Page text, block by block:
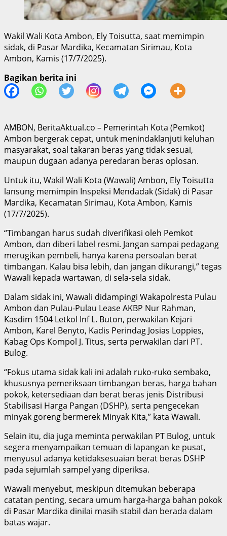
Wakil Wali Kota Ambon, Ely Toisutta, saat memimpin
sidak, di Pasar Mardika, Kecamatan Sirimau, Kota
Ambon, Kamis (17/7/2025).
Bagikan berita ini
AMBON, BeritaAktual.co – Pemerintah Kota (Pemkot)
Ambon bergerak cepat, untuk menindaklanjuti keluhan
masyarakat, soal takaran beras yang tidak sesuai,
maupun dugaan adanya peredaran beras oplosan.
Untuk itu, Wakil Wali Kota (Wawali) Ambon, Ely Toisutta
lansung memimpin Inspeksi Mendadak (Sidak) di Pasar
Mardika, Kecamatan Sirimau, Kota Ambon, Kamis
(17/7/2025).
“Timbangan harus sudah diverifikasi oleh Pemkot
Ambon, dan diberi label resmi. Jangan sampai pedagang
merugikan pembeli, hanya karena persoalan berat
timbangan. Kalau bisa lebih, dan jangan dikurangi,” tegas
Wawali kepada wartawan, di sela-sela sidak.
Dalam sidak ini, Wawali didampingi Wakapolresta Pulau
Ambon dan Pulau-Pulau Lease AKBP Nur Rahman,
Kasdim 1504 Letkol Inf L. Buton, perwakilan Kejari
Ambon, Karel Benyto, Kadis Perindag Josias Loppies,
Kabag Ops Kompol J. Titus, serta perwakilan dari PT.
Bulog.
“Fokus utama sidak kali ini adalah ruko-ruko sembako,
khususnya pemeriksaan timbangan beras, harga bahan
pokok, ketersediaan dan berat beras jenis Distribusi
Stabilisasi Harga Pangan (DSHP), serta pengecekan
minyak goreng bermerek Minyak Kita,” kata Wawali.
Selain itu, dia juga meminta perwakilan PT Bulog, untuk
segera menyampaikan temuan di lapangan ke pusat,
menyusul adanya ketidaksesuaian berat beras DSHP
pada sejumlah sampel yang diperiksa.
Wawali menyebut, meskipun ditemukan beberapa
catatan penting, secara umum harga-harga bahan pokok
di Pasar Mardika dinilai masih stabil dan berada dalam
batas wajar.